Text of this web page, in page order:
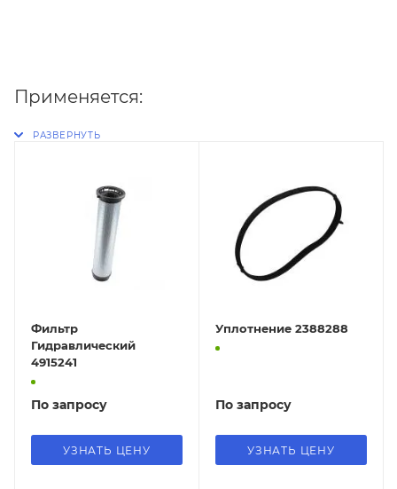
Применяется:
Фильтр
Гидравлический
4915241
По запросу
УЗНАТЬ ЦЕНУ
Уплотнение 2388288
По запросу
УЗНАТЬ ЦЕНУ